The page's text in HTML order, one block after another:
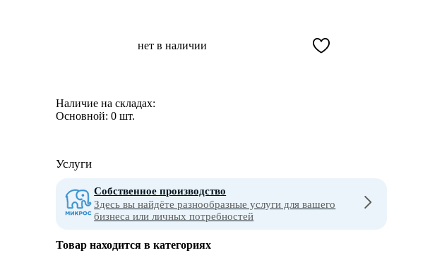
нет в наличии
Наличие на складах:
Основной:0 шт.
Услуги
Собственное производство
Здесь вы найдёте разнообразные услуги для вашего
бизнеса или личных потребностей
Товар находится в категориях